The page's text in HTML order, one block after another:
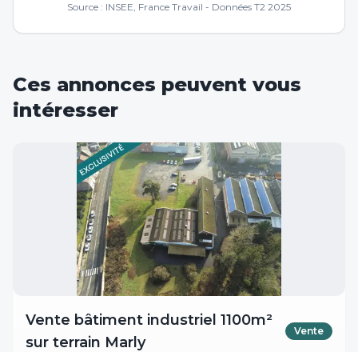
Source : INSEE, France Travail - Données T2 2025
Ces annonces peuvent vous
intéresser
Vente bâtiment industriel 1100m²
sur terrain Marly
Vente